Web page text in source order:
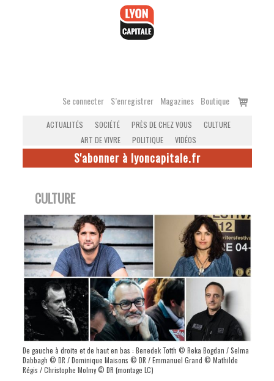
Se connecter S’enregistrer Magazines Boutique
Voir
ACTUALITÉS SOCIÉTÉ PRÈS DE CHEZ VOUS
CULTURE
ART DE VIVRE
POLITIQUE VIDÉOS
S'abonner à lyoncapitale.fr
CULTURE
De gauche à droite et de haut en bas : Benedek Totth © Reka Bogdan / Selma
Dabbagh © DR / Dominique Maisons © DR / Emmanuel Grand © Mathilde
Régis / Christophe Molmy © DR (montage LC)